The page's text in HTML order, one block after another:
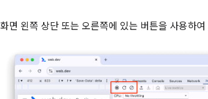
화면 왼쪽 상단 또는 오른쪽에 있는 버튼을 사용하